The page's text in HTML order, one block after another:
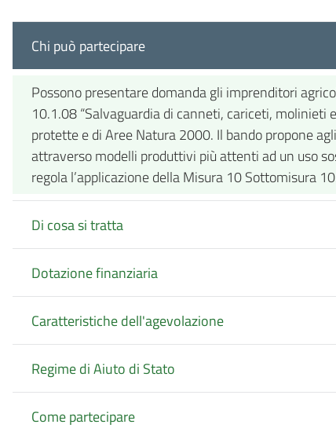
Chi può partecipare
Possono presentare domanda gli imprenditori
10.1.08 “Salvaguardia di canneti, cariceti, molinieti
protette e di Aree Natura 2000. Il bando propone
attraverso modelli produttivi più attenti ad un uso
regola l’applicazione della Misura 10 Sottomisura
Di cosa si tratta
Dotazione finanziaria
Caratteristiche dell'agevolazione
Regime di Aiuto di Stato
Come partecipare